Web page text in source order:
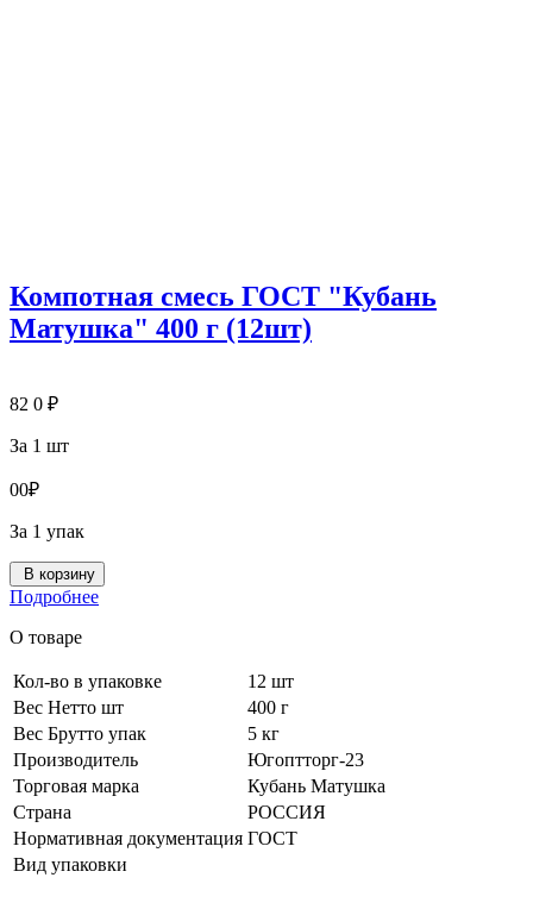
Компотная смесь ГОСТ "Кубань
Матушка" 400 г (12шт)
82 0 ₽
За 1 шт
00₽
За 1 упак
В корзину
Подробнее
О товаре
Кол-во в упаковке
12 шт
Вес Нетто шт
400 г
Вес Брутто упак
5 кг
Производитель
Югоптторг-23
Торговая марка
Кубань Матушка
Страна
РОССИЯ
Нормативная документация ГОСТ
Вид упаковки